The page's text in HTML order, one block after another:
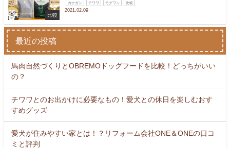
比較
カナガン チワワ モグワン 比較
2021.02.09
最近の投稿
馬肉自然づくりとOBREMOドッグフードを比較！どっちがいい
の？
チワワとのお出かけに必要なもの！愛犬との休日を楽しむおす
すめグッズ
愛犬が住みやすい家とは！？リフォーム会社ONE＆ONEの口コ
ミと評判